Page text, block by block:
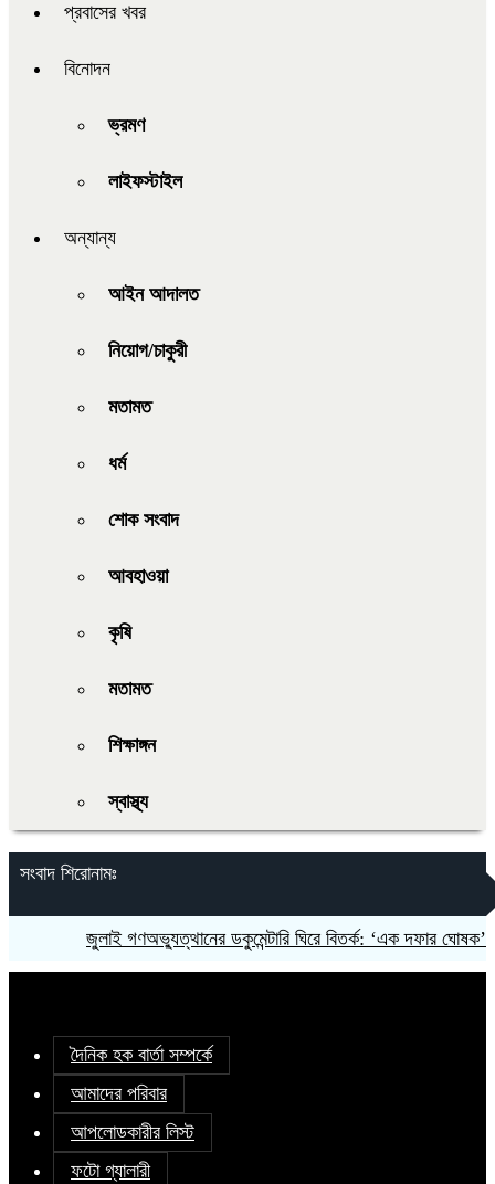
প্রবাসের খবর
বিনোদন
ভ্রমণ
লাইফস্টাইল
অন্যান্য
আইন আদালত
নিয়োগ/চাকুরী
মতামত
ধর্ম
শোক সংবাদ
আবহাওয়া
কৃষি
মতামত
শিক্ষাঙ্গন
স্বাস্থ্য
সংবাদ শিরোনামঃ
‎জুলাই গণঅভ্যুত্থানের ডকুমেন্টারি ঘিরে বিতর্ক: ‘এক দফার ঘোষক’
দৈনিক হক বার্তা সম্পর্কে
আমাদের পরিবার
আপলোডকারীর লিস্ট
ফটো গ্যালারী